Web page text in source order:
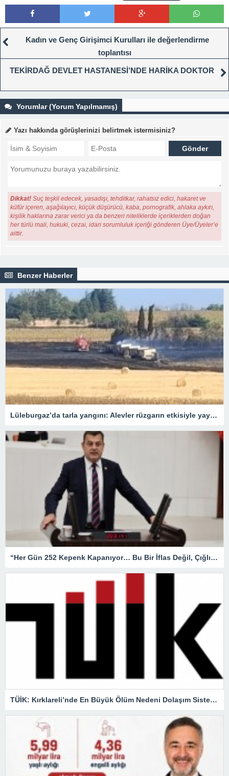
Kadın ve Genç Girişimci Kurulları ile değerlendirme
toplantısı
TEKİRDAĞ DEVLET HASTANESİ’NDE HARİKA DOKTOR
Yorumlar (Yorum Yapılmamış)
Yazı hakkında görüşlerinizi belirtmek istermisiniz?
Dikkat! Suç teşkil edecek, yasadışı, tehditkar, rahatsız edici, hakaret ve
küfür içeren, aşağılayıcı, küçük düşürücü, kaba, pornografik, ahlaka aykırı,
kişilik haklarına zarar verici ya da benzeri niteliklerde içeriklerden doğan
her türlü mali, hukuki, cezai, idari sorumluluk içeriği gönderen Üye/Üyeler’e
aittir.
Benzer Haberler
Lüleburgaz’da tarla yangını: Alevler rüzgarın etkisiyle yayıldı
“Her Gün 252 Kepenk Kapanıyor… Bu Bir İflas Değil, Çığlıktır!”
TÜİK: Kırklareli’nde En Büyük Ölüm Nedeni Dolaşım Sistemi Hastalıkları